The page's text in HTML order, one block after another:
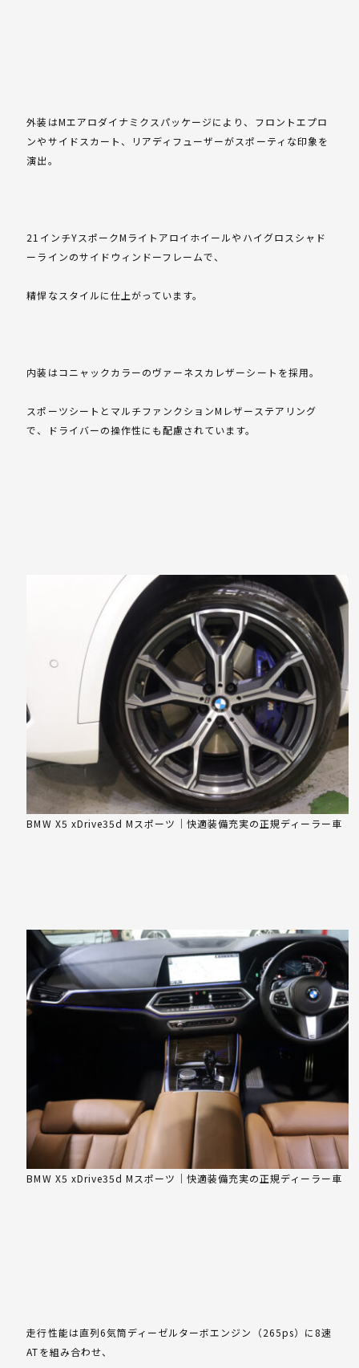
外装はMエアロダイナミクスパッケージにより、フロントエプロ
ンやサイドスカート、リアディフューザーがスポーティな印象を
演出。
21インチYスポークMライトアロイホイールやハイグロスシャド
ーラインのサイドウィンドーフレームで、
精悍なスタイルに仕上がっています。
内装はコニャックカラーのヴァーネスカレザーシートを採用。
スポーツシートとマルチファンクションMレザーステアリング
で、ドライバーの操作性にも配慮されています。
BMW X5 xDrive35d Mスポーツ｜快適装備充実の正規ディーラー車
BMW X5 xDrive35d Mスポーツ｜快適装備充実の正規ディーラー車
走行性能は直列6気筒ディーゼルターボエンジン（265ps）に8速
ATを組み合わせ、